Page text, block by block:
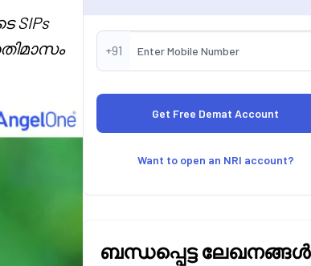
SIPs
+91
Want to open an NRI account?
ബന്ധപ്പെട്ട ലേഖനങ്ങൾ